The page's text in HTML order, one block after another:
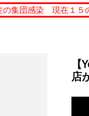
在１５の州で確認
店